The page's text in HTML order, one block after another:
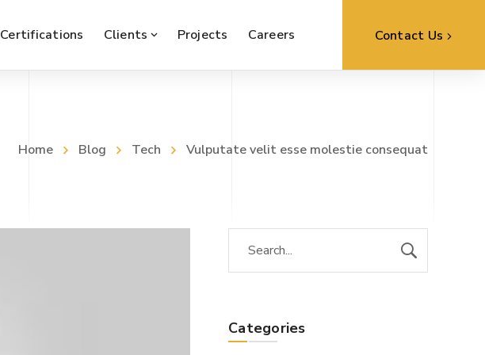
Certifications Clients Projects Careers Contact Us
Home Blog Tech Vulputate velit esse molestie consequat
Categories